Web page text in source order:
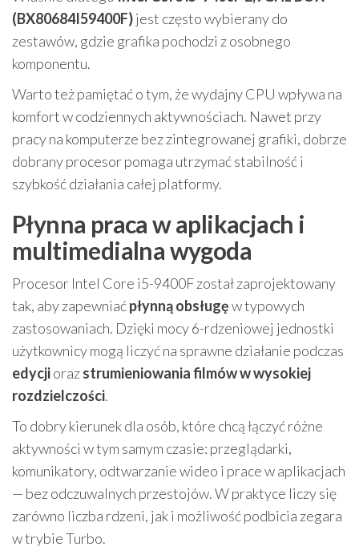
(BX80684I59400F)jest często wybierany do
zestawów, gdzie grafika pochodzi z osobnego
komponentu.
Warto też pamiętać o tym, że wydajny CPU wpływa na
komfort w codziennych aktywnościach. Nawet przy
pracy na komputerze bez zintegrowanej grafiki, dobrze
dobrany procesor pomaga utrzymać stabilność i
szybkość działania całej platformy.
Płynna praca w aplikacjach i
multimedialna wygoda
Procesor Intel Core i5-9400F został zaprojektowany
tak, aby zapewniaćpłynną obsługęw typowych
zastosowaniach. Dzięki mocy 6-rdzeniowej jednostki
użytkownicy mogą liczyć na sprawne działanie podczas
edycjiorazstrumieniowania filmów w wysokiej
rozdzielczości.
To dobry kierunek dla osób, które chcą łączyć różne
aktywności w tym samym czasie: przeglądarki,
komunikatory, odtwarzanie wideo i prace w aplikacjach
— bez odczuwalnych przestojów. W praktyce liczy się
zarówno liczba rdzeni, jak i możliwość podbicia zegara
w trybie Turbo.